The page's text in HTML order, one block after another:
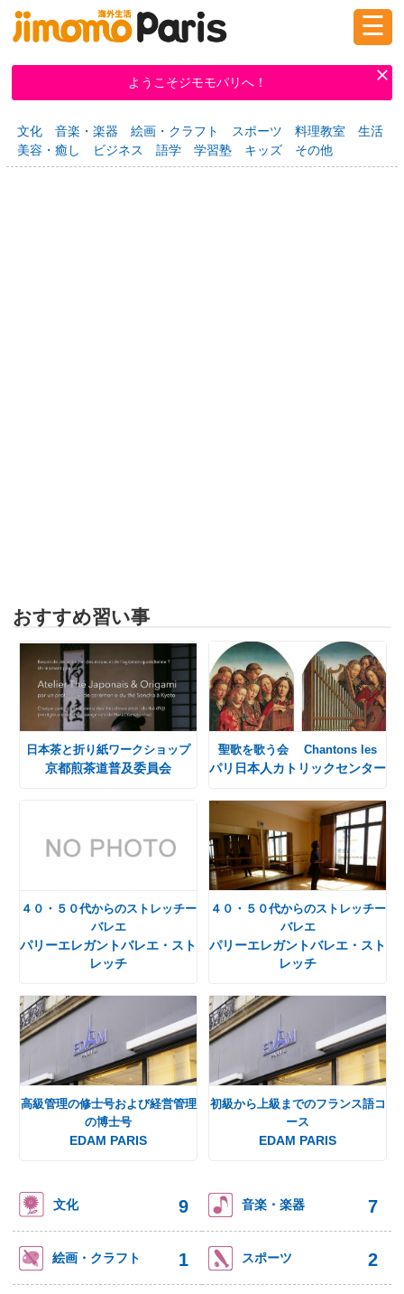
ログイン 新規登録
掲示板 タウン情報 教えて！
☰
ようこそジモモパリへ！
文化 音楽・楽器 絵画・クラフト スポーツ 料理教室
生活
美容・癒し
ビジネス 語学 学習塾 キッズ その他
おすすめ習い事
日本茶と折り紙ワークショップ
京都煎茶道普及委員会
聖歌を歌う会 Chantons les
パリ日本人カトリックセンター
４０・５０代からのストレッチー
バレエ
パリーエレガントバレエ・スト
レッチ
４０・５０代からのストレッチー
バレエ
パリーエレガントバレエ・スト
レッチ
高級管理の修士号および経営管理
の博士号
EDAM PARIS
初級から上級までのフランス語コ
ース
EDAM PARIS
文化 9 音楽・楽器 7
絵画・クラフト 1 スポーツ 2